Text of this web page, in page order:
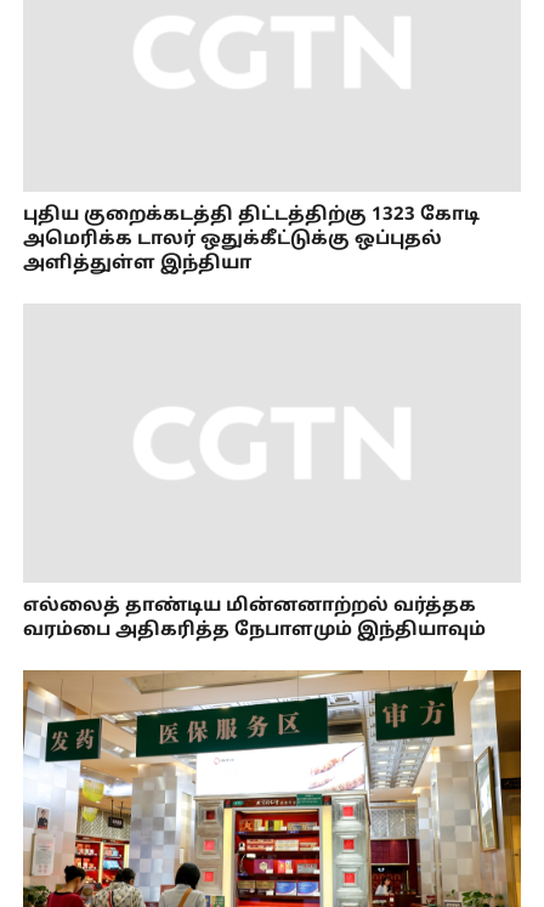
புதிய குறைக்கடத்தி திட்டத்திற்கு 1323 கோடி
அமெரிக்க டாலர் ஒதுக்கீட்டுக்கு ஒப்புதல்
அளித்துள்ள இந்தியா
எல்லைத் தாண்டிய மின்னனாற்றல் வர்த்தக
வரம்பை அதிகரித்த நேபாளமும் இந்தியாவும்